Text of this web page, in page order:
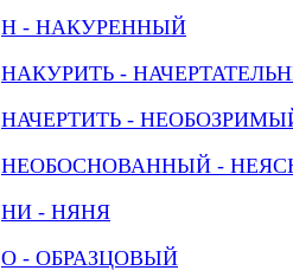
Н - НАКУРЕННЫЙ
НАКУРИТЬ -
НАЧЕРТИТЬ -
НЕОБОСНОВАННЫЙ -
НИ - НЯНЯ
О - ОБРАЗЦОВЫЙ